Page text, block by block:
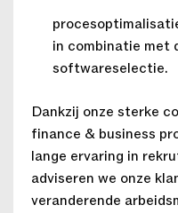
in combinatie met
softwareselectie.
Dankzij onze sterke
finance & business
lange ervaring in
adviseren we onze
veranderende